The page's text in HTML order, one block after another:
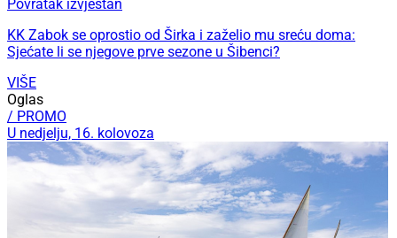
Povratak izvjestan
KK Zabok se oprostio od Širka i zaželio mu sreću doma:
Sjećate li se njegove prve sezone u Šibenci?
VIŠE
Oglas
/ PROMO
U nedjelju, 16. kolovoza